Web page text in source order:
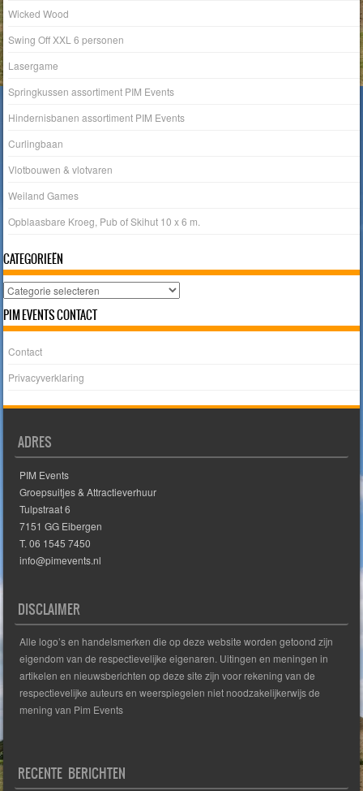
Wicked Wood
Swing Off XXL 6 personen
Lasergame
Springkussen assortiment PIM Events
Hindernisbanen assortiment PIM Events
Curlingbaan
Vlotbouwen & vlotvaren
Weiland Games
Opblaasbare Kroeg, Pub of Skihut 10 x 6 m.
CATEGORIEËN
Categorieën
PIM EVENTS CONTACT
Contact
Privacyverklaring
ADRES
PIM Events
Groepsuitjes & Attractieverhuur
Tulpstraat 6
7151 GG Eibergen
T. 06 1545 7450
info@pimevents.nl
DISCLAIMER
Alle logo’s en handelsmerken die op deze website worden getoond zijn
eigendom van de respectievelijke eigenaren. Uitingen en meningen in
artikelen en nieuwsberichten op deze site zijn voor rekening van de
respectievelijke auteurs en weerspiegelen niet noodzakelijkerwijs de
mening van Pim Events
RECENTE BERICHTEN